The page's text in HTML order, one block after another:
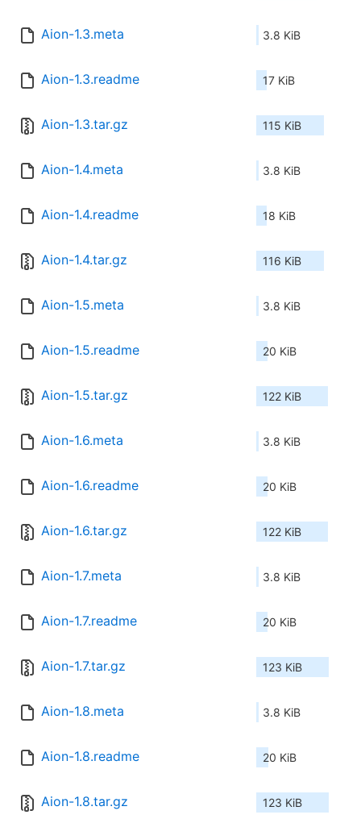
Aion-1.3.meta 3.8 KiB
Aion-1.3.readme 17 KiB
Aion-1.3.tar.gz 115 KiB
Aion-1.4.meta 3.8 KiB
Aion-1.4.readme 18 KiB
Aion-1.4.tar.gz 116 KiB
Aion-1.5.meta 3.8 KiB
Aion-1.5.readme 20 KiB
Aion-1.5.tar.gz 122 KiB
Aion-1.6.meta 3.8 KiB
Aion-1.6.readme 20 KiB
Aion-1.6.tar.gz 122 KiB
Aion-1.7.meta 3.8 KiB
Aion-1.7.readme 20 KiB
Aion-1.7.tar.gz 123 KiB
Aion-1.8.meta 3.8 KiB
Aion-1.8.readme 20 KiB
Aion-1.8.tar.gz 123 KiB